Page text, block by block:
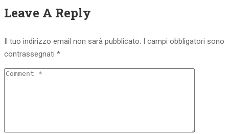
Leave A Reply
Il tuo indirizzo email non sarà pubblicato. I campi obbligatori sono
contrassegnati *